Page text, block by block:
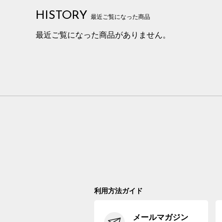
HISTORY 最近ご覧になった商品
最近ご覧になった商品がありません。
利用方法ガイド
メールマガジン